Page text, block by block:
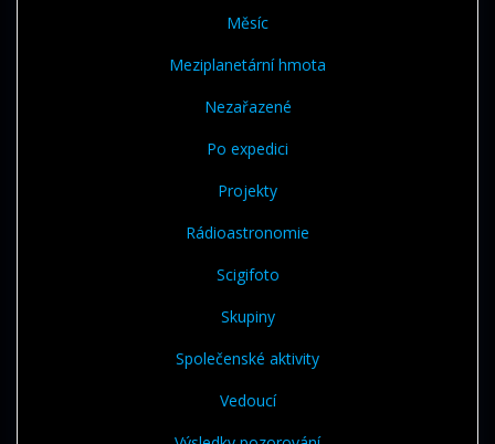
Měsíc
Meziplanetární hmota
Nezařazené
Po expedici
Projekty
Rádioastronomie
Scigifoto
Skupiny
Společenské aktivity
Vedoucí